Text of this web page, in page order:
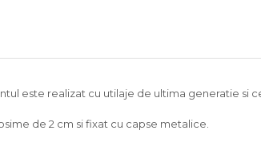
este realizat cu utilaje de ultima generatie si
de 2 cm si fixat cu capse metalice.